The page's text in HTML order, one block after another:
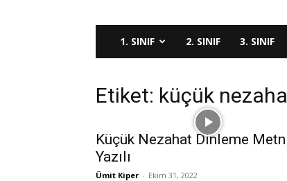
1. SINIF 2. SINIF 3. SINIF
Etiket: küçük
Küçük Nezahat Dinleme
Yazılı
Ümit Kiper - Ekim 31, 2022